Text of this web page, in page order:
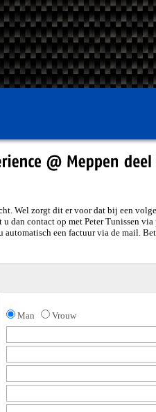
Wel zorgt dit er voor dat bij een
dan contact op met Peter Tunissen
een factuur via de mail.
Man Vrouw